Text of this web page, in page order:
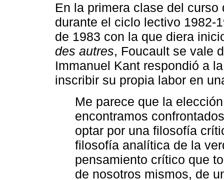
En la primera clase del
durante el ciclo lectivo 1982-
de 1983 con la que diera
des autres, Foucault se vale
Immanuel Kant respondió a
inscribir su propia labor en
Me parece que la
encontramos
optar por una filosofía
filosofía analítica de la
pensamiento crítico que
de nosotros mismos, de